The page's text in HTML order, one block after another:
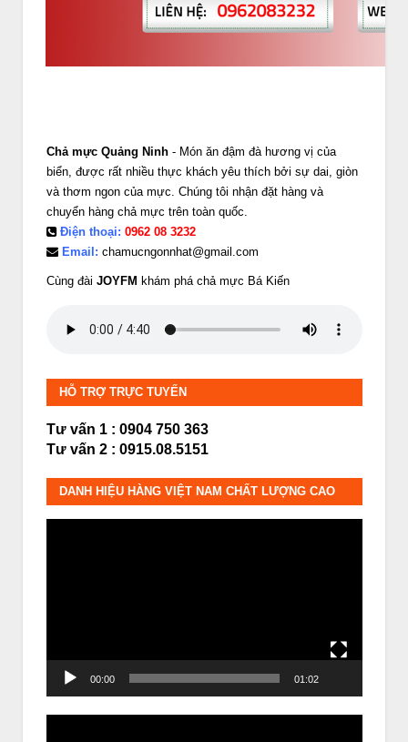
Chả mực Quảng Ninh - Món ăn đậm đà hương vị của
biển, được rất nhiều thực khách yêu thích bởi sự dai, giòn
và thơm ngon của mực. Chúng tôi nhận đặt hàng và
chuyển hàng chả mực trên toàn quốc.
Điện thoại: 0962 08 3232
Email: chamucngonnhat@gmail.com
Cùng đài JOYFM khám phá chả mực Bá Kiến
HỖ TRỢ TRỰC TUYẾN
Tư vấn 1 : 0904 750 363
Tư vấn 2 : 0915.08.5151
DANH HIỆU HÀNG VIỆT NAM CHẤT LƯỢNG CAO
00:00 01:02